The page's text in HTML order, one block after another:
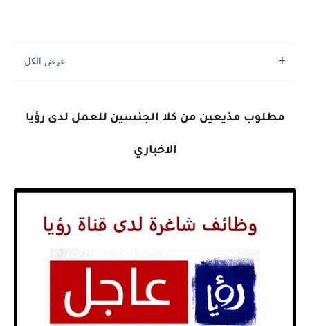
مطلوب مذيعين من كلا الجنسين للعمل لدى رؤيا
الاخباري